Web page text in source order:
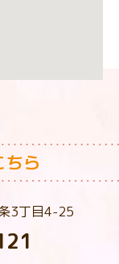
ちら
3丁目4-25